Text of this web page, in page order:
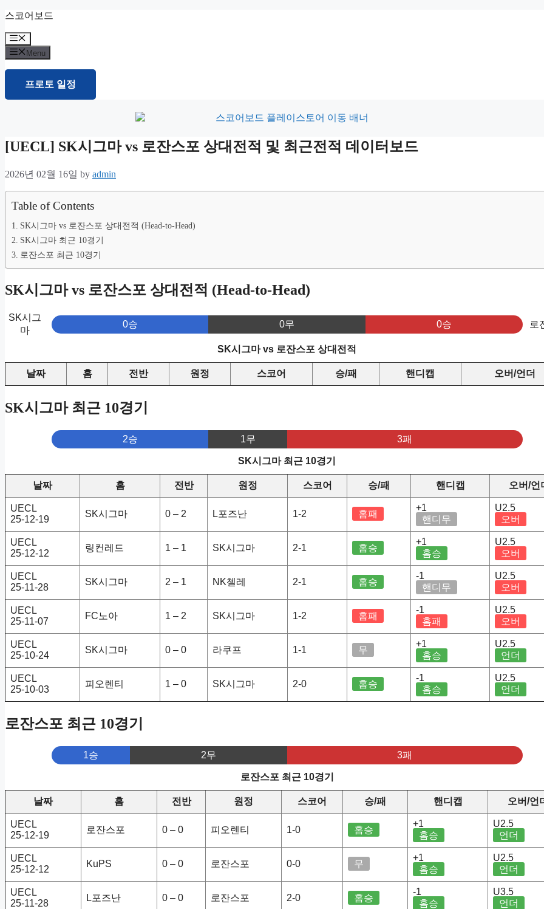
Skip
content
스코어보드
Menu
Menu
프로토 일정
[UECL] SK시그마 vs 로잔스포 상대전적 및 최근전적 데이터보드
2026년 02월 16일 by admin
Table of Contents
SK시그마 vs 로잔스포 상대전적 (Head-to-Head)
SK시그마 최근 10경기
로잔스포 최근 10경기
SK시그마 vs 로잔스포 상대전적 (Head-to-Head)
SK시그
마
0승 0무 0승 로
SK시그마 vs 로잔스포 상대전적
날짜 홈 전반 원정 스코어 승/패 핸디캡 오버/언더
SK시그마 최근 10경기
2승 1무 3패
SK시그마 최근 10경기
날짜 홈 전반 원정 스코어 승/패 핸디캡 오버/언
UECL
25-12-19
SK시그마 0 – 2 L포즈난 1-2 홈패
+1
핸디무
U2.5
오버
UECL
25-12-12
링컨레드 1 – 1 SK시그마 2-1 홈승
+1
홈승
U2.5
오버
UECL
25-11-28
SK시그마 2 – 1 NK첼레 2-1 홈승
-1
핸디무
U2.5
오버
UECL
25-11-07
FC노아 1 – 2 SK시그마 1-2 홈패
-1
홈패
U2.5
오버
UECL
25-10-24
SK시그마 0 – 0 라쿠프 1-1 무
+1
홈승
U2.5
언더
UECL
25-10-03
피오렌티 1 – 0 SK시그마 2-0 홈승
-1
홈승
U2.5
언더
로잔스포 최근 10경기
1승 2무 3패
로잔스포 최근 10경기
날짜 홈 전반 원정 스코어 승/패 핸디캡 오버/언
UECL
25-12-19
로잔스포 0 – 0 피오렌티 1-0 홈승
+1
홈승
U2.5
언더
UECL
25-12-12
KuPS 0 – 0 로잔스포 0-0 무
+1
홈승
U2.5
언더
UECL
25-11-28
L포즈난 0 – 0 로잔스포 2-0 홈승
-1
홈승
U3.5
언더